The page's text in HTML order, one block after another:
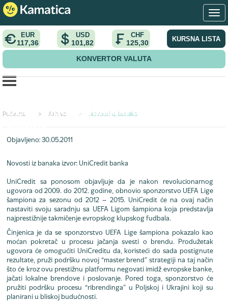
EUR
117,36
USD
101,82
CHF
125,30 KURSNA LISTA
KONVERTOR VALUTA
Početna > Arhiva > Novosti iz banaka
UEFA Lige šampiona do 2015.
Objavljeno: 30.05.2011
Novosti iz banaka izvor: UniCredit banka
UniCredit sa ponosom objavljuje da je nakon revolucionarnog
ugovora od 2009. do 2012. godine, obnovio sponzorstvo UEFA Lige
šampiona za sezonu od 2012 – 2015. UniCredit će na ovaj način
nastaviti svoju saradnju sa UEFA Ligom šampiona koja predstavlja
najprestižnije takmičenje evropskog klupskog fudbala.
Činjenica je da se sponzorstvo UEFA Lige šampiona pokazalo kao
moćan pokretač u procesu jačanja svesti o brendu. Produžetak
ugovora će omogućiti UniCreditu da, koristeći do sada postignute
rezultate, pruži podršku novoj “master brend” strategiji na taj način
što će kroz ovu prestižnu platformu negovati imidž evropske banke,
jačati lokalne brendove i poslovanje. Pored toga, sponzorstvo će
pružiti podršku procesu “ribrendinga” u Poljskoj i Ukrajini koji su
planirani u bliskoj budućnosti.